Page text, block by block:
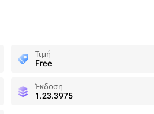
Τιμή
Free
Έκδοση
1.23.3975